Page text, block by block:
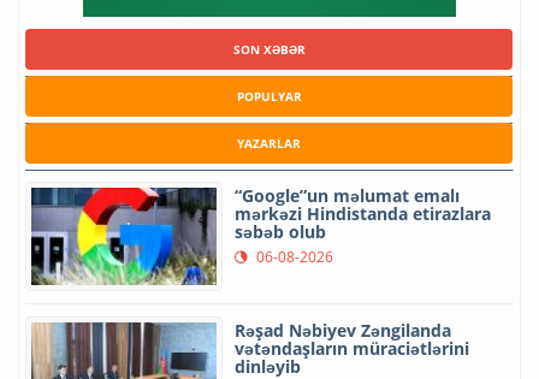
SON XƏBƏR
POPULYAR
YAZARLAR
“Google”un məlumat emalı
mərkəzi Hindistanda etirazlara
səbəb olub
06-08-2026
Rəşad Nəbiyev Zəngilanda
vətəndaşların müraciətlərini
dinləyib